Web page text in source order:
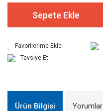
Sepete Ekle
Tavsiye Et
Ürün Bilgisi Yorumlar